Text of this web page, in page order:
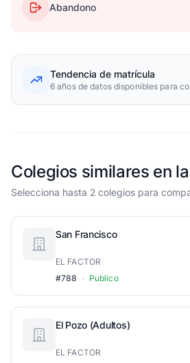
Abandono
Tendencia de matrícula
6 años de datos disponibles para
Colegios similares en
Selecciona hasta 2 colegios para
San Francisco
EL FACTOR
#788
· Publico
El Pozo (Adultos)
EL FACTOR